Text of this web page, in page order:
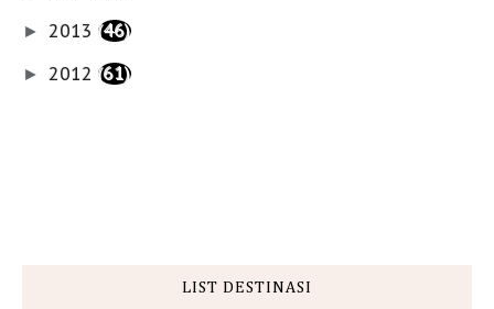
► 2013 (46)
► 2012 (61)
LIST DESTINASI